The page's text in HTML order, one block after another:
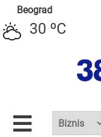
Beograd
30 ºC